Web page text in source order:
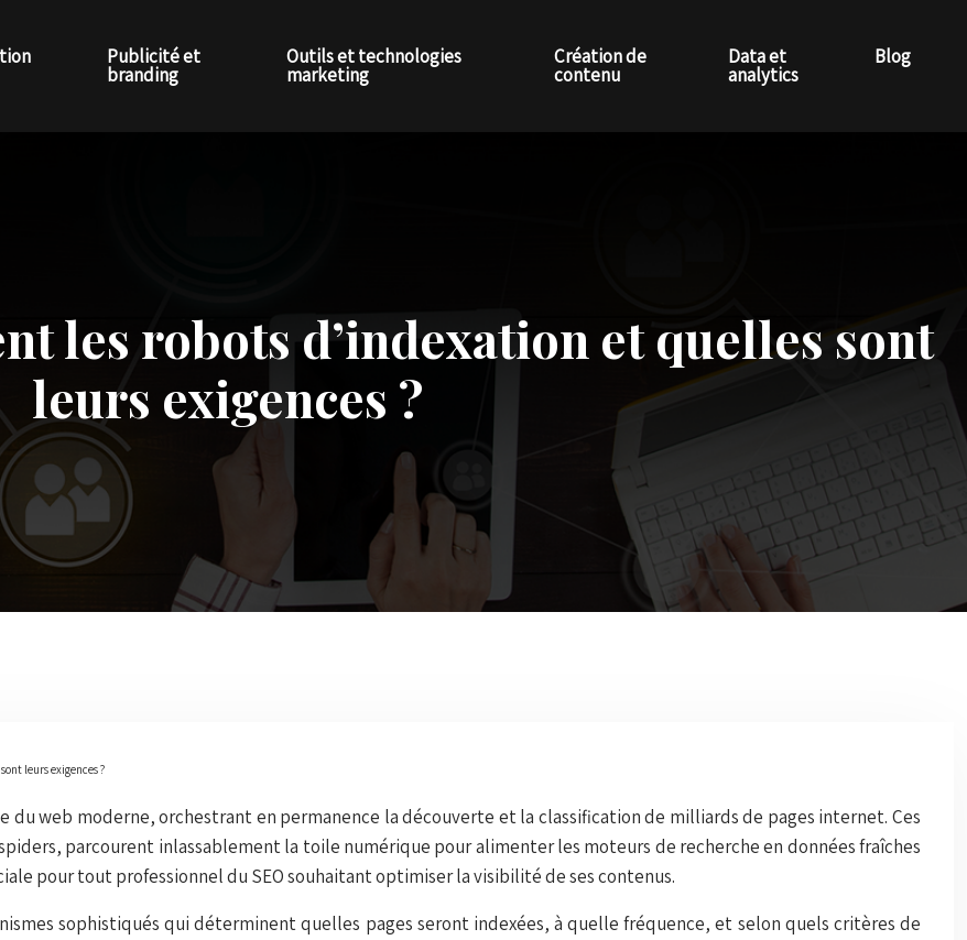
Publicité et
branding
Outils et technologies
marketing
Création de
contenu
Data et
analytics
Blog
les robots d’indexation et quelles sont
leurs exigences ?
leurs exigences ?
du web moderne, orchestrant en permanence la découverte et la classification de milliards de pages internet. Ces
parcourent inlassablement la toile numérique pour alimenter les moteurs de recherche en données fraîches
pour tout professionnel du SEO souhaitant optimiser la visibilité de ses contenus.
sophistiqués qui déterminent quelles pages seront indexées, à quelle fréquence, et selon quels critères de